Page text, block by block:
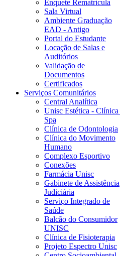
Enquete Rematrícula
Sala Virtual
Ambiente Graduação
EAD - Antigo
Portal do Estudante
Locação de Salas e
Auditórios
Validação de
Documentos
Certificados
Serviços Comunitários
Central Analítica
Unisc Estética - Clínica
Spa
Clínica de Odontologia
Clínica do Movimento
Humano
Complexo Esportivo
Conexões
Farmácia Unisc
Gabinete de Assistência
Judiciária
Serviço Integrado de
Saúde
Balcão do Consumidor
UNISC
Clínica de Fisioterapia
Projeto Espectro Unisc